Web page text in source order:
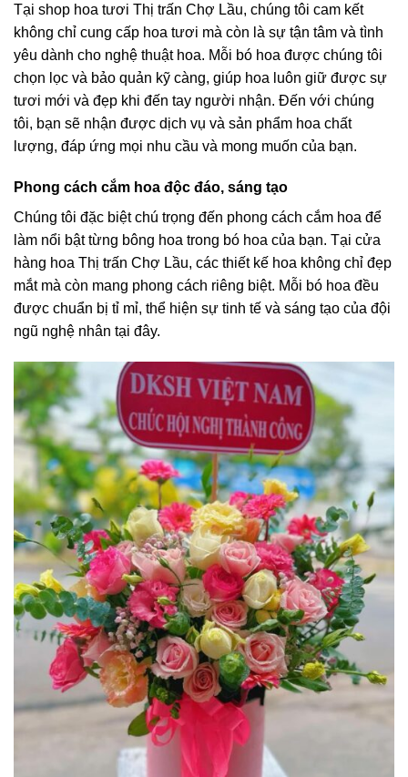
Tại shop hoa tươi Thị trấn Chợ Lầu, chúng tôi cam kết
không chỉ cung cấp hoa tươi mà còn là sự tận tâm và tình
yêu dành cho nghệ thuật hoa. Mỗi bó hoa được chúng tôi
chọn lọc và bảo quản kỹ càng, giúp hoa luôn giữ được sự
tươi mới và đẹp khi đến tay người nhận. Đến với chúng
tôi, bạn sẽ nhận được dịch vụ và sản phẩm hoa chất
lượng, đáp ứng mọi nhu cầu và mong muốn của bạn.
Phong cách cắm hoa độc đáo, sáng tạo
Chúng tôi đặc biệt chú trọng đến phong cách cắm hoa để
làm nổi bật từng bông hoa trong bó hoa của bạn. Tại cửa
hàng hoa Thị trấn Chợ Lầu, các thiết kế hoa không chỉ đẹp
mắt mà còn mang phong cách riêng biệt. Mỗi bó hoa đều
được chuẩn bị tỉ mỉ, thể hiện sự tinh tế và sáng tạo của đội
ngũ nghệ nhân tại đây.